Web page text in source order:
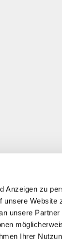
Anzeigen zu
unsere
unsere
Ihrer
*